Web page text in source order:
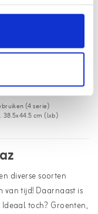
4 serie
(4 serie)
38.5x44.5 cm (lxb)
diverse soorten
van tijd! Daarnaast is
toch? Groenten,